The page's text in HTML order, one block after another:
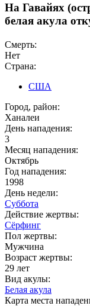
На Гавайях
белая акула
Смерть:
Нет
Страна:
США
Город, район:
Ханалеи
День нападения:
3
Месяц нападения:
Октябрь
Год нападения:
1998
День недели:
Суббота
Действие жертвы:
Сёрфинг
Пол жертвы:
Мужчина
Возраст жертвы:
29 лет
Вид акулы:
Белая акула
Карта места